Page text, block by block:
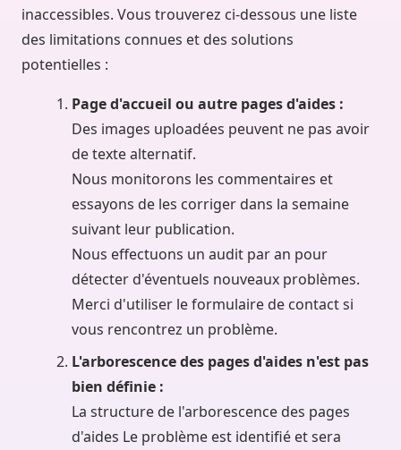
inaccessibles. Vous trouverez ci-dessous une liste
des limitations connues et des solutions
potentielles :
Page d'accueil ou autre pages d'aides :
Des images uploadées peuvent ne pas avoir
de texte alternatif.
Nous monitorons les commentaires et
essayons de les corriger dans la semaine
suivant leur publication.
Nous effectuons un audit par an pour
détecter d'éventuels nouveaux problèmes.
Merci d'utiliser le formulaire de contact si
vous rencontrez un problème.
L'arborescence des pages d'aides n'est pas
bien définie :
La structure de l'arborescence des pages
d'aides Le problème est identifié et sera